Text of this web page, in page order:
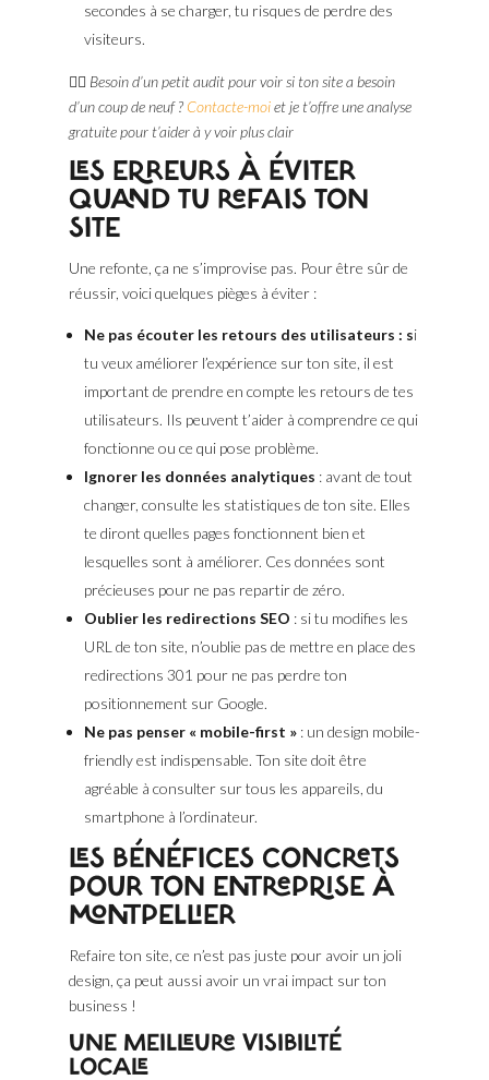
secondes à se charger, tu risques de perdre des
visiteurs.
👉🏼 Besoin d’un petit audit pour voir si ton site a besoin
d’un coup de neuf ? Contacte-moiet je t’offre une analyse
gratuite pour t’aider à y voir plus clair
LES ERREURS À ÉVITER
QUAND TU REFAIS TON
SITE
Une refonte, ça ne s’improvise pas. Pour être sûr de
réussir, voici quelques pièges à éviter :
Ne pas écouter les retours des utilisateurs : si
tu veux améliorer l’expérience sur ton site, il est
important de prendre en compte les retours de tes
utilisateurs. Ils peuvent t’aider à comprendre ce qui
fonctionne ou ce qui pose problème.
Ignorer les données analytiques : avant de tout
changer, consulte les statistiques de ton site. Elles
te diront quelles pages fonctionnent bien et
lesquelles sont à améliorer. Ces données sont
précieuses pour ne pas repartir de zéro.
Oublier les redirections SEO : si tu modifies les
URL de ton site, n’oublie pas de mettre en place des
redirections 301 pour ne pas perdre ton
positionnement sur Google.
Ne pas penser « mobile-first »: un design mobile-
friendly est indispensable. Ton site doit être
agréable à consulter sur tous les appareils, du
smartphone à l’ordinateur.
LES BÉNÉFICES CONCRETS
POUR TON ENTREPRISE À
MONTPELLIER
Refaire ton site, ce n’est pas juste pour avoir un joli
design, ça peut aussi avoir un vrai impact sur ton
business !
UNE MEILLEURE VISIBILITÉ
LOCALE